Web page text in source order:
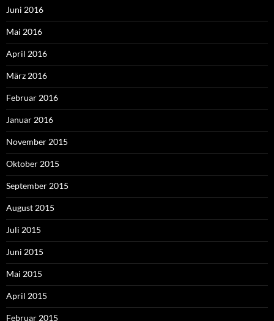
Juni 2016
Mai 2016
April 2016
März 2016
Februar 2016
Januar 2016
November 2015
Oktober 2015
September 2015
August 2015
Juli 2015
Juni 2015
Mai 2015
April 2015
Februar 2015